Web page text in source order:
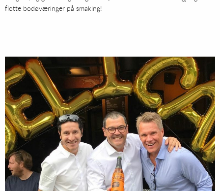
flotte bodøværinger på smaking!